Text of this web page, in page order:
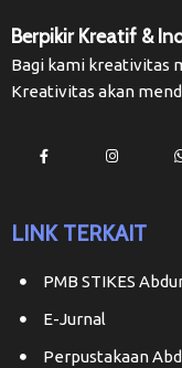
Berpikir Kreatif &
Bagi kami kreativitas
Kreativitas akan
LINK TERKAIT
PMB STIKES
E-Jurnal
Perpustakaan